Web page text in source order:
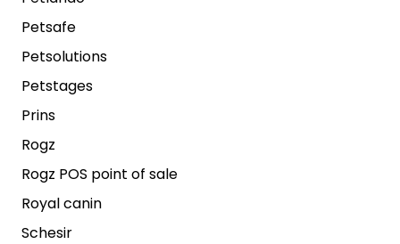
Petsafe
Petsolutions
Petstages
Prins
Rogz
Rogz POS point of sale
Royal canin
Schesir